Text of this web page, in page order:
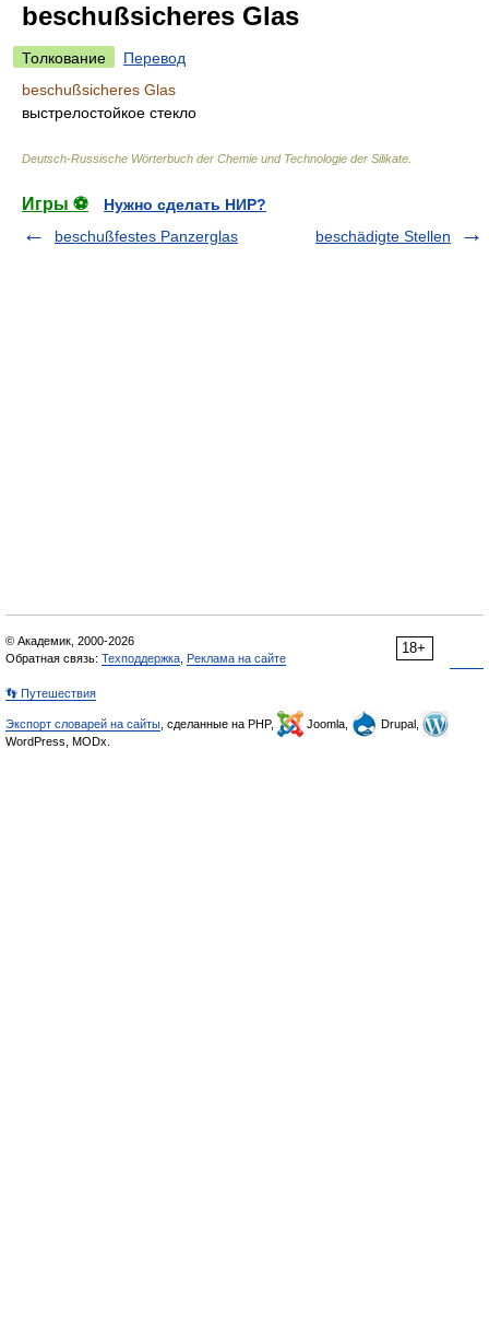
beschußsicheres Glas
Толкование
Перевод
beschußsicheres Glas
выстрелостойкое стекло
Deutsch-Russische Wörterbuch der Chemie und Technologie der Silikate
Игры ⚽
Нужно сделать НИР?
beschußfestes Panzerglas
beschädigte Stellen
18+
© Академик, 2000-2026
Обратная связь: Техподдержка Реклама на сайте
👣 Путешествия
Экспорт словарей на сайты , сделанные на PHP, Joomla,
Drupal,
WordPress, MODx.